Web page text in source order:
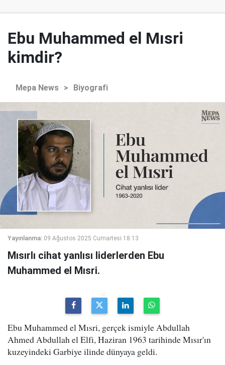
Ebu Muhammed el Mısri
kimdir?
Mepa News > Biyografi
Yayınlanma: 09 Ağustos 2025 Cumartesi 18:13
Mısırlı cihat yanlısı liderlerden Ebu
Muhammed el Mısri.
Ebu Muhammed el Mısri, gerçek ismiyle Abdullah
Ahmed Abdullah el Elfi, Haziran 1963 tarihinde Mısır'ın
kuzeyindeki Garbiye ilinde dünyaya geldi.